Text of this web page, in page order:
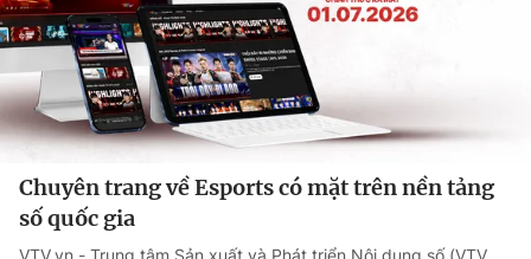
Chuyên trang về Esports có mặt trên nền tảng
số quốc gia
VTV.vn - Trung tâm Sản xuất và Phát triển Nội dung số (VTV